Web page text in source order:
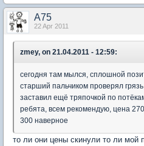
A75
22 Apr 2011
zmey, on 21.04.2011 - 12:59:
сегодня там мылся, сплошной
старший пальчиком проверял
заставил ещё тряпочкой по
ребята, всем рекомендую, цена 270
300 наверное
то ли они цены скинули то ли мой